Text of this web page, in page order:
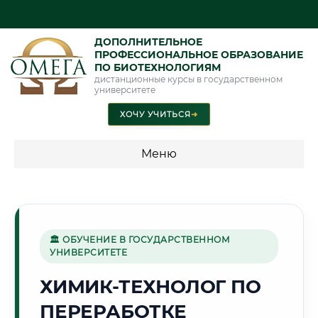
ДОПОЛНИТЕЛЬНОЕ
ПРОФЕССИОНАЛЬНОЕ ОБРАЗОВАНИЕ
ПО БИОТЕХНОЛОГИЯМ
дистанционные курсы в государственном
университете
ХОЧУ УЧИТЬСЯ➜
Меню
🏰
Г. ПСКОВ
🏛 ОБУЧЕНИЕ В ГОСУДАРСТВЕННОМ
УНИВЕРСИТЕТЕ
ХИМИК-ТЕХНОЛОГ ПО
ПЕРЕРАБОТКЕ